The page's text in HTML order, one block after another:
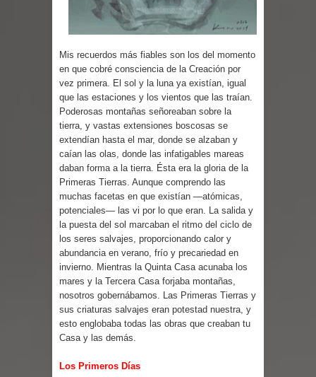
Cuentos
Mis recuerdos más fiables son los del momento
en que cobré consciencia de la Creación por
vez primera. El sol y la luna ya existían, igual
que las estaciones y los vientos que las traían.
Poderosas montañas señoreaban sobre la
tierra, y vastas extensiones boscosas se
extendían hasta el mar, donde se alzaban y
caían las olas, donde las infatigables mareas
daban forma a la tierra. Ésta era la gloria de la
Primeras Tierras. Aunque comprendo las
muchas facetas en que existían —atómicas,
potenciales— las vi por lo que eran. La salida y
la puesta del sol marcaban el ritmo del ciclo de
los seres salvajes, proporcionando calor y
abundancia en verano, frío y precariedad en
invierno. Mientras la Quinta Casa acunaba los
mares y la Tercera Casa forjaba montañas,
nosotros gobernábamos. Las Primeras Tierras y
sus criaturas salvajes eran potestad nuestra, y
esto englobaba todas las obras que creaban tu
Casa y las demás.
Los Primeros Días